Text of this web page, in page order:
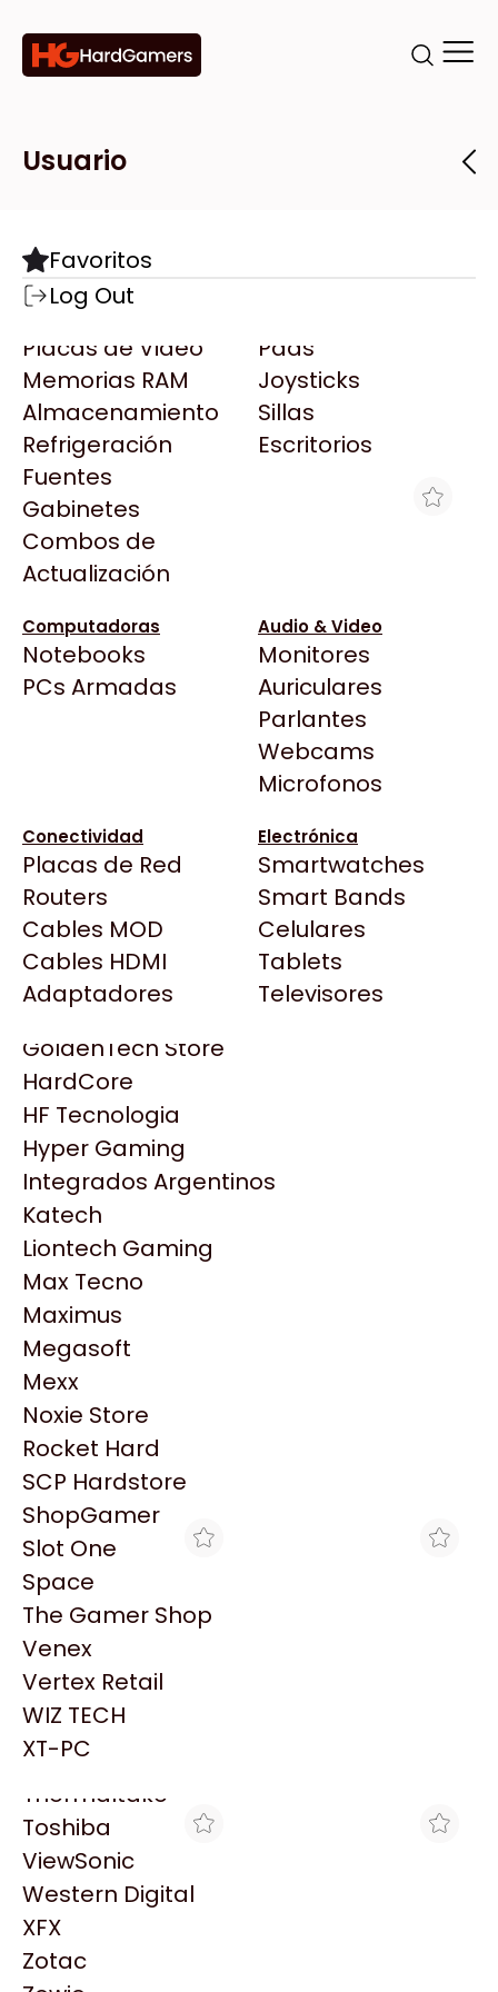
Categorías
Componentes
Motherboards
Microprocesadores
Placas de Video
Memorias RAM
Almacenamiento
Refrigeración
Fuentes
Gabinetes
Combos de
Actualización
Pads
Joysticks
Sillas
Escritorios
Computadoras
Notebooks
PCs Armadas
Audio & Video
Monitores
Auriculares
Parlantes
Webcams
Microfonos
Conectividad
Placas de Red
Routers
Cables MOD
Cables HDMI
Adaptadores
Electrónica
Smartwatches
Smart Bands
Celulares
Tablets
Televisores
Marcas
Todas las Marcas
AMD
AULA
Acer
Adata
AeroCool
Antec
Arkham
Asrock
BenQ
CX
Cooler Master
Deepcool
Dell
EVGA
Gamemax
Genesis
Genius
HP
HyperX
INNO3D
Intel
Kingston
Lenovo
Logitech
MSI
NVIDIA GeForce
NZXT
PNY
Palit
Philips
PowerColor
Razer
Redragon
Samsung
Sandisk
Sapphire
Seagate
Sentey
Solarmax
Thermaltake
Toshiba
ViewSonic
Western Digital
XFX
Zotac
Tiendas
Destacadas
Todas las Tiendas
Click Gaming
Compufan Store
Dinobyte
Full H4rd
Gaming City
Gezatek
GoldenTech Store
HardCore
HF Tecnologia
Hyper Gaming
Integrados Argentinos
Katech
Liontech Gaming
Max Tecno
Maximus
Megasoft
Mexx
Noxie Store
Rocket Hard
SCP Hardstore
ShopGamer
Slot One
Space
The Gamer Shop
Venex
Vertex Retail
WIZ TECH
XT-PC
Usuario
Favoritos
Log Out
WATER COOLER CM MASTERLLIQUID
240 CORE II ARGB PWM BLACK
$106.823
Ver producto en la página de Gaming Point
Productos
Similares
Explorá más productos similares
BRACATECH
WATER COOLER CM
CORE II ARGB PWM
$99.345